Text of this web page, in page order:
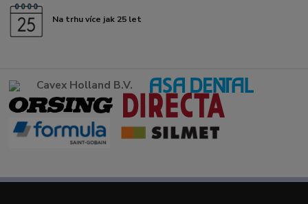
Na trhu více jak 25 let
Cavex Holland B.V.